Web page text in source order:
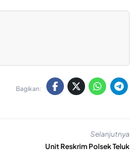
Bagikan:
Selanjutnya
Unit Reskrim Polsek Teluk